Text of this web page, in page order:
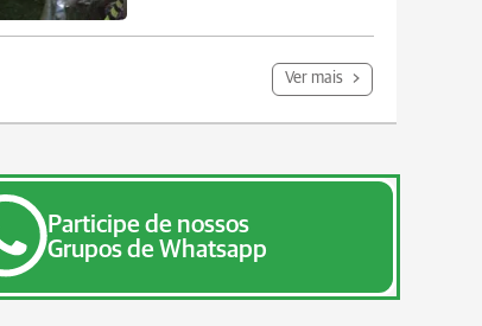
Ver mais
Participe de nossos
Grupos de Whatsapp